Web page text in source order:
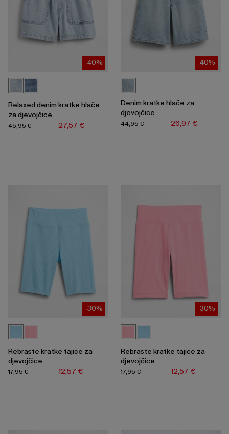
-40%
Relaxed denim kratke hlače
za djevojčice
27,57 €
45,95 €
-40%
Denim kratke hlače za
djevojčice
26,97 €
44,95 €
-30%
Rebraste kratke tajice za
djevojčice
12,57 €
17,95 €
-30%
Rebraste kratke tajice za
djevojčice
12,57 €
17,95 €